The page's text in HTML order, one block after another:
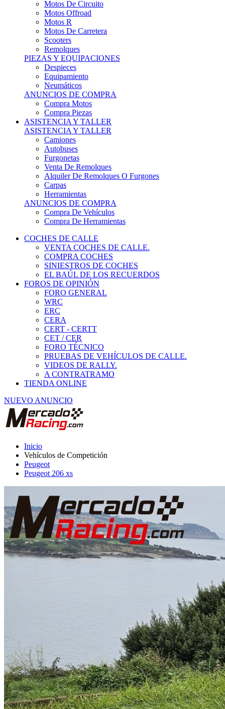
Motos R
Motos De Carretera
Scooters
Remolques
PIEZAS Y EQUIPACIONES
Despieces
Equipamiento
Neumáticos
ANUNCIOS DE COMPRA
Compra Motos
Compra Piezas
ASISTENCIA Y TALLER
ASISTENCIA Y TALLER
Camiones
Autobuses
Furgonetas
Venta De Remolques
Alquiler De Remolques O Furgones
Carpas
Herramientas
ANUNCIOS DE COMPRA
Compra De Vehículos
Compra De Herramientas
COCHES DE CALLE
VENTA COCHES DE CALLE.
COMPRA COCHES
SINIESTROS DE COCHES
EL BAÚL DE LOS RECUERDOS
FOROS DE OPINIÓN
FORO GENERAL
WRC
ERC
CERA
CERT - CERTT
CET / CER
FORO TÉCNICO
PRUEBAS DE VEHÍCULOS DE CALLE.
VIDEOS DE RALLY.
A CONTRATRAMO
TIENDA ONLINE
NUEVO ANUNCIO
Vehículos de Competición
Peugeot
Peugeot 206 xs